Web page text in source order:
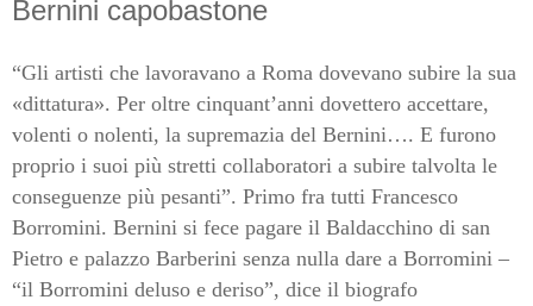
Bernini capobastone
“Gli artisti che lavoravano a Roma dovevano subire la sua
«dittatura». Per oltre cinquant’anni dovettero accettare,
volenti o nolenti, la supremazia del Bernini…. E furono
proprio i suoi più stretti collaboratori a subire talvolta le
conseguenze più pesanti”. Primo fra tutti Francesco
Borromini. Bernini si fece pagare il Baldacchino di san
Pietro e palazzo Barberini senza nulla dare a Borromini –
“il Borromini deluso e deriso”, dice il biografo